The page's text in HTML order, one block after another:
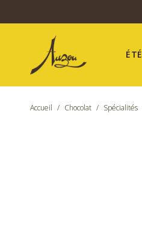
ÉTÉ
Accueil / Chocolat / Spécialités